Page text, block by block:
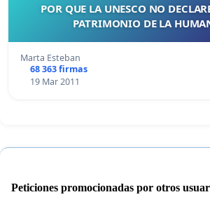
POR QUE LA UNESCO NO
PATRIMONIO DE LA
Marta Esteban
68 363 firmas
19 Mar 2011
Peticiones promocionadas por otros